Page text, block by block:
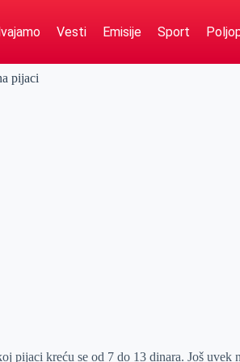
Vesti Emisije Sport
pijaci
pijaci kreću se od 7 do 13 dinara. Još uvek